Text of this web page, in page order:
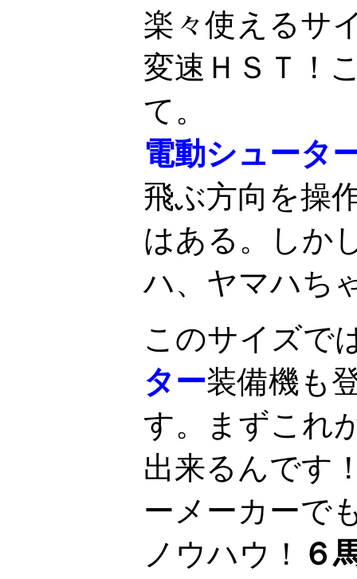
楽々使えるサ
変速ＨＳＴ！
て。
電動シュータ
飛ぶ方向を操
はある。しか
ハ、ヤマハち
このサイズで
ター装備機も
す。まずこれ
出来るんです
ーメーカーで
ノウハウ！
６